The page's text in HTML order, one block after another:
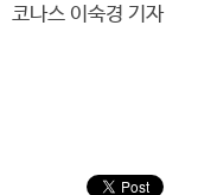
코나스 이숙경 기자